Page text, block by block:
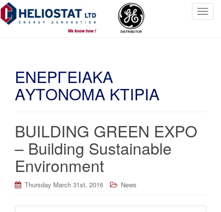
T
ΕΝΕΡΓΕΙΑΚΑ
ΑΥΤΟΝΟΜΑ ΚΤΙΡΙΑ
BUILDING GREEN EXPO
– Building Sustainable
Environment
Thursday March 31st, 2016 News